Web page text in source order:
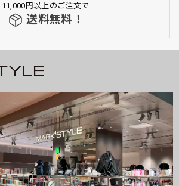
11,000円以上のご注文で
送料無料！